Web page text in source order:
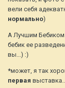
вели себя
нормально)
А Лучшим Бебиком
бебик ее
вы...) :)
*может, я так
первая выставка...